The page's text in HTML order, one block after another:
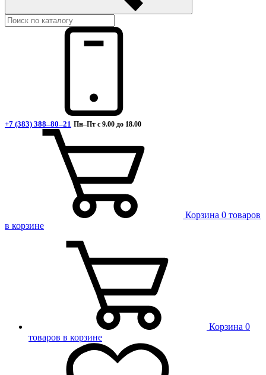
+7 (383) 388–80–21 Пн–Пт с 9.00 до 18.00
Корзина 0 товаров
в корзине
Корзина 0
товаров в корзине